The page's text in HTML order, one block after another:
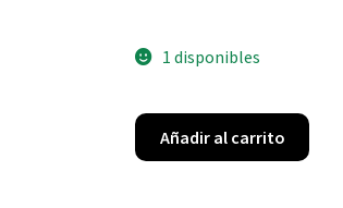
1 disponibles
Añadir al carrito